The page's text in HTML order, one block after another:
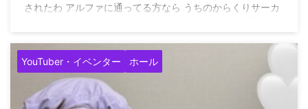
されたわ アルファに通ってる方なら うちのからくりサーカ
店アルファ店長 (@coco_alpha777) August 4, 2026
YouTuber・イベンター ホール